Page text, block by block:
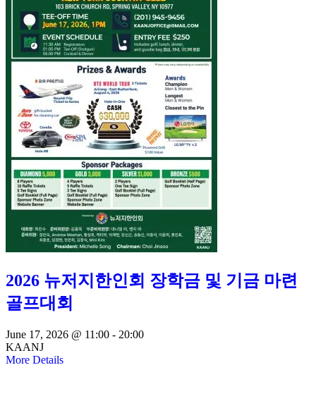
2026 뉴저지한인회 장학금 및 기금 마련
골프대회
June 17, 2026 @ 11:00 - 20:00
KAANJ
More Details